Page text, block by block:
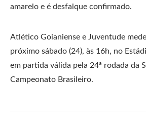
amarelo e é desfalque confirmado.
Atlético Goianiense e Juventude
próximo sábado (24), às 16h, no
em partida válida pela 24ª rodada da
Campeonato Brasileiro.